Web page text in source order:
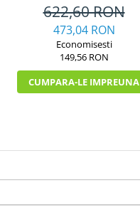
622,60 RON
473,04 RON
Economisesti
149,56 RON
CUMPARA-LE IMPREUNA